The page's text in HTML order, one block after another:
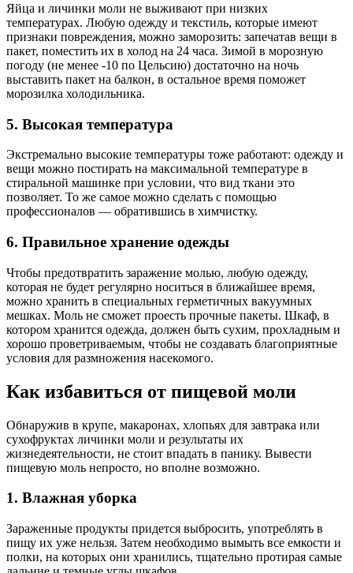
Яйца и личинки моли не выживают при низких
температурах. Любую одежду и текстиль, которые имеют
признаки повреждения, можно заморозить: запечатав вещи в
пакет, поместить их в холод на 24 часа. Зимой в морозную
погоду (не менее -10 по Цельсию) достаточно на ночь
выставить пакет на балкон, в остальное время поможет
морозилка холодильника.
5. Высокая температура
Экстремально высокие температуры тоже работают: одежду и
вещи можно постирать на максимальной температуре в
стиральной машинке при условии, что вид ткани это
позволяет. То же самое можно сделать с помощью
профессионалов — обратившись в химчистку.
6. Правильное хранение одежды
Чтобы предотвратить заражение молью, любую одежду,
которая не будет регулярно носиться в ближайшее время,
можно хранить в специальных герметичных вакуумных
мешках. Моль не сможет проесть прочные пакеты. Шкаф, в
котором хранится одежда, должен быть сухим, прохладным и
хорошо проветриваемым, чтобы не создавать благоприятные
условия для размножения насекомого.
Как избавиться от пищевой моли
Обнаружив в крупе, макаронах, хлопьях для завтрака или
сухофруктах личинки моли и результаты их
жизнедеятельности, не стоит впадать в панику. Вывести
пищевую моль непросто, но вполне возможно.
1. Влажная уборка
Зараженные продукты придется выбросить, употреблять в
пищу их уже нельзя. Затем необходимо вымыть все емкости и
полки, на которых они хранились, тщательно протирая самые